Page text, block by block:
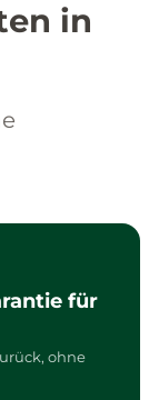
in
für
ohne